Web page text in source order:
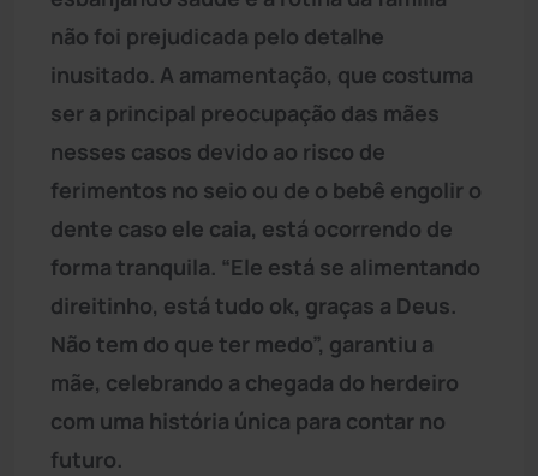
não foi prejudicada pelo detalhe
inusitado. A amamentação, que costuma
ser a principal preocupação das mães
nesses casos devido ao risco de
ferimentos no seio ou de o bebê engolir o
dente caso ele caia, está ocorrendo de
forma tranquila. “Ele está se alimentando
direitinho, está tudo ok, graças a Deus.
Não tem do que ter medo”, garantiu a
mãe, celebrando a chegada do herdeiro
com uma história única para contar no
futuro.